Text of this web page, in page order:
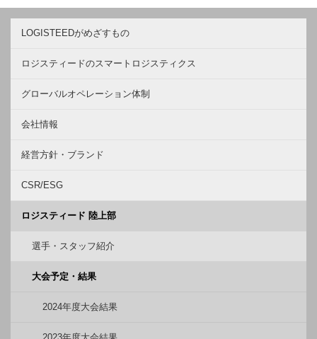
LOGISTEEDがめざすもの
ロジスティードのスマートロジスティクス
グローバルオペレーション体制
会社情報
経営方針・ブランド
CSR/ESG
ロジスティード 陸上部
選手・スタッフ紹介
大会予定・結果
2024年度大会結果